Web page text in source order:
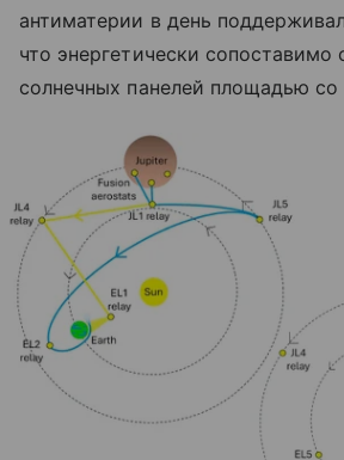
антиматерии в день
что энергетически сопоставимо
солнечных панелей площадью